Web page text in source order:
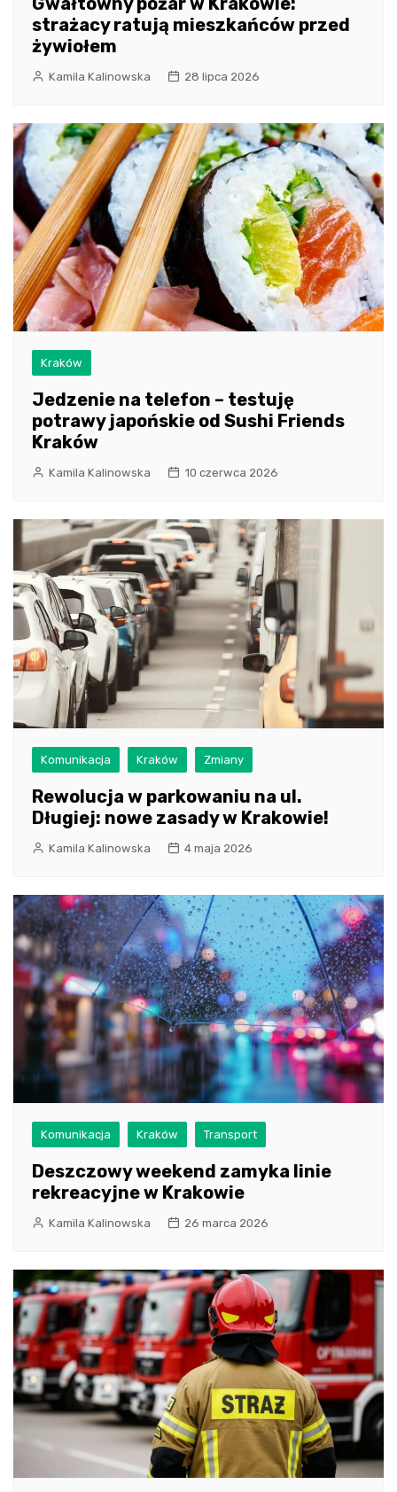
strażacy ratują mieszkańców przed
żywiołem
Kamila Kalinowska 28 lipca 2026
Kraków
Jedzenie na telefon – testuję
potrawy japońskie od Sushi Friends
Kraków
Kamila Kalinowska 10 czerwca 2026
Komunikacja Kraków Zmiany
Rewolucja w parkowaniu na ul.
Długiej: nowe zasady w Krakowie!
Kamila Kalinowska 4 maja 2026
Komunikacja Kraków Transport
Deszczowy weekend zamyka linie
rekreacyjne w Krakowie
Kamila Kalinowska 26 marca 2026